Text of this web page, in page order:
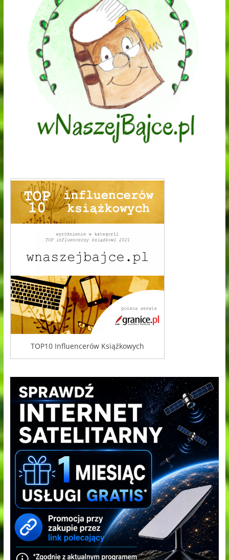
TOP10 Influencerów Książkowych